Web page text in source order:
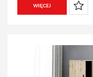
WIĘCEJ